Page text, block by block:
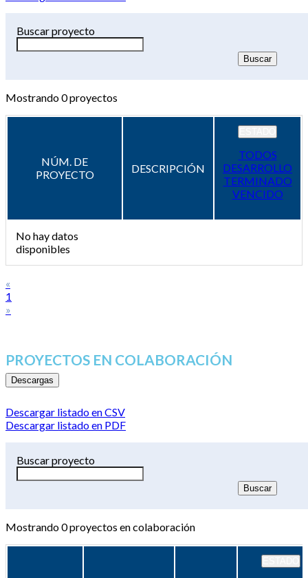
Buscar proyecto
Mostrando0proyectos
NÚM. DE
PROYECTO
DESCRIPCIÓN
TODOS
DESARROLLO
TERMINADO
VENCIDO
No hay datos
disponibles
«
1
»
PROYECTOS EN COLABORACIÓN
Descargas
Descargar listado en CSV
Descargar listado en PDF
Buscar proyecto
Mostrando0proyectos en colaboración